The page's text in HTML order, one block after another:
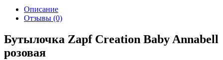
Описание
Отзывы (0)
Бутылочка Zapf Creation Baby Annabell
розовая